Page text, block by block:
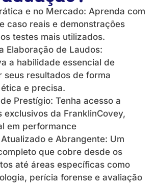
e no Mercado: Aprenda com
caso reais e demonstrações
testes mais utilizados.
Elaboração de Laudos:
a habilidade essencial de
seus resultados de forma
e precisa.
Prestígio: Tenha acesso a
exclusivos da FranklinCovey,
em performance
e Abrangente: Um
que cobre desde os
até áreas específicas como
perícia forense e avaliação